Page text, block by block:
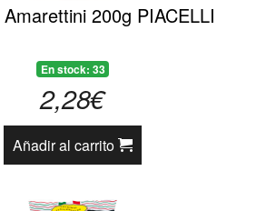
200g PIACELLI
En stock: 33
2,28€
Añadir al carrito